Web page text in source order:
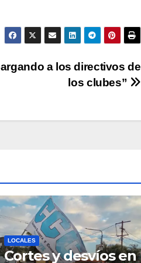
el
volumen.
a los directivos de
los clubes”
LOCALES
Cortes y desvíos en